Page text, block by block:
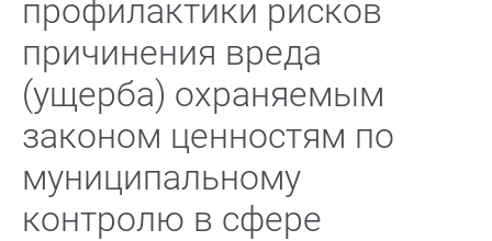
профилактики рисков
причинения вреда
(ущерба) охраняемым
законом ценностям по
муниципальному
контролю в сфере